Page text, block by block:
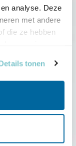
analyse. Deze
met andere
die ze hebben
tonen
per jaar
met